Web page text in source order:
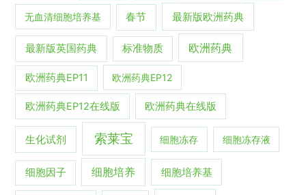
无血清细胞培养基 春节 最新版欧洲药典
最新版英国药典 标准物质 欧洲药典
欧洲药典EP11 欧洲药典EP12
欧洲药典EP12在线版 欧洲药典在线版
生化试剂 索莱宝 细胞冻存 细胞冻存液
细胞因子 细胞培养 细胞培养基